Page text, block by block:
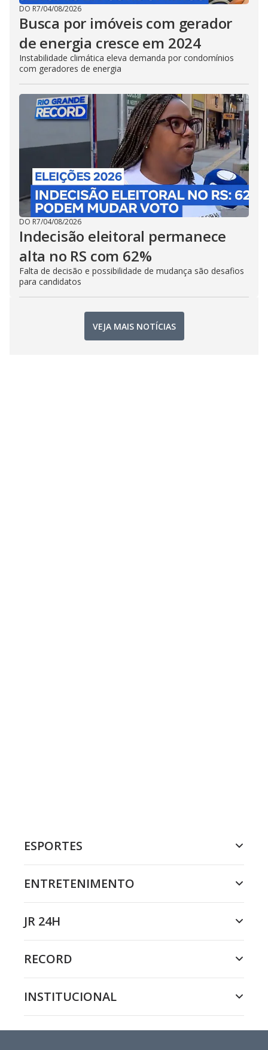
DO R7/04/08/2026
Busca por imóveis com gerador
de energia cresce em 2024
Instabilidade climática eleva demanda por condomínios
com geradores de energia
DO R7/04/08/2026
Indecisão eleitoral permanece
alta no RS com 62%
Falta de decisão e possibilidade de mudança são desafios
para candidatos
VEJA MAIS NOTÍCIAS
ESPORTES
ENTRETENIMENTO
JR 24H
RECORD
INSTITUCIONAL